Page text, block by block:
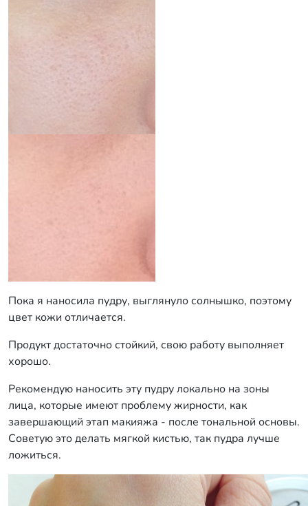
Пока я наносила пудру, выглянуло солнышко, поэтому
цвет кожи отличается.
Продукт достаточно стойкий, свою работу выполняет
хорошо.
Рекомендую наносить эту пудру локально на зоны
лица, которые имеют проблему жирности, как
завершающий этап макияжа - после тональной основы.
Советую это делать мягкой кистью, так пудра лучше
ложиться.